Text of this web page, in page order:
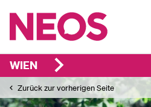
WIEN
Zurück zur vorherigen Seite